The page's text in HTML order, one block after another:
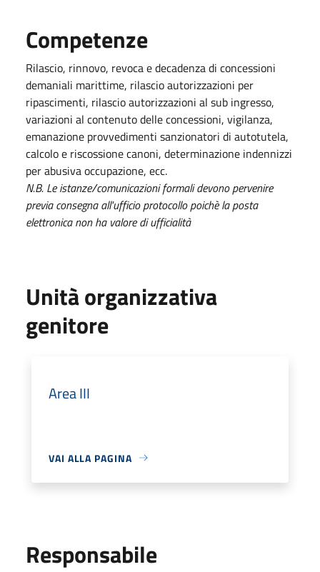
Competenze
Rilascio, rinnovo, revoca e decadenza di concessioni
demaniali marittime, rilascio autorizzazioni per
ripascimenti, rilascio autorizzazioni al sub ingresso,
variazioni al contenuto delle concessioni, vigilanza,
emanazione provvedimenti sanzionatori di autotutela,
calcolo e riscossione canoni, determinazione indennizzi
per abusiva occupazione, ecc.
N.B. Le istanze/comunicazioni formali devono pervenire
previa consegna all'ufficio protocollo poichè la posta
elettronica non ha valore di ufficialità
Unità organizzativa
genitore
Area III
VAI ALLA PAGINA
Responsabile